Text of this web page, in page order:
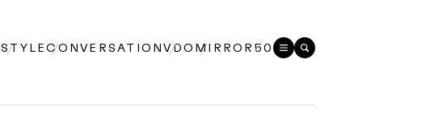
STYLE VDO
CONVERSATION MIRROR50